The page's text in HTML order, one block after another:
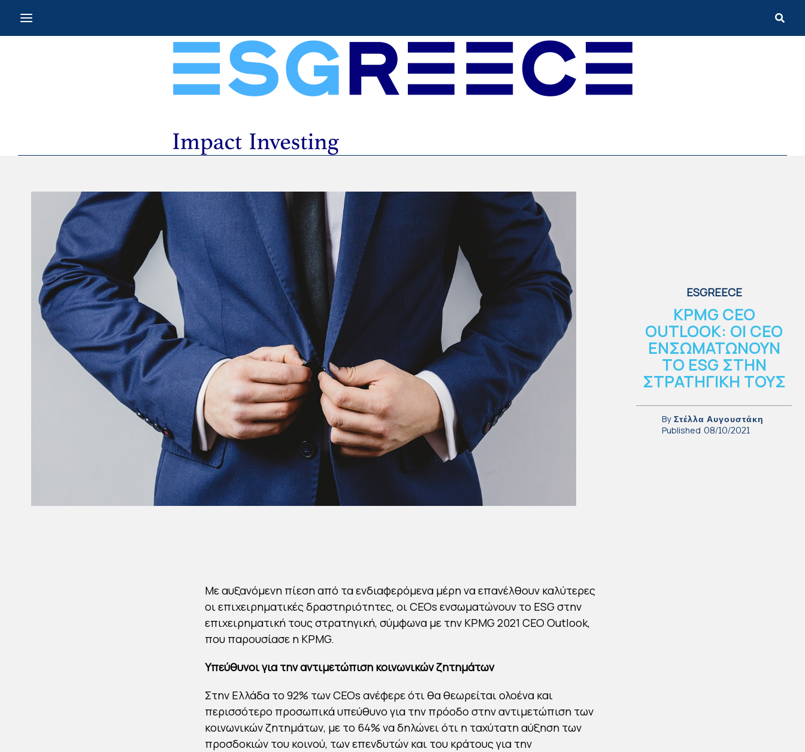
ESGREECE
KPMG CEO
OUTLOOK: ΟΙ CEO
ΕΝΣΩΜΑΤΩΝΟΥΝ
ΤΟ ESG ΣΤΗΝ
ΣΤΡΑΤΗΓΙΚΗ ΤΟΥΣ
By Στέλλα Αυγουστάκη
Published 08/10/2021
Με αυξανόμενη πίεση από τα ενδιαφερόμενα μέρη να επανέλθουν καλύτερες
οι επιχειρηματικές δραστηριότητες, οι CEOs ενσωματώνουν το ESG στην
επιχειρηματική τους στρατηγική, σύμφωνα με την KPMG 2021 CEO Outlook,
που παρουσίασε η KPMG.
Υπεύθυνοι για την αντιμετώπιση κοινωνικών ζητημάτων
Στην Ελλάδα το 92% των CEOs ανέφερε ότι θα θεωρείται ολοένα και
περισσότερο προσωπικά υπεύθυνο για την πρόοδο στην αντιμετώπιση των
κοινωνικών ζητημάτων, με το 64% να δηλώνει ότι η ταχύτατη αύξηση των
προσδοκιών του κοινού, των επενδυτών και του κράτους για την